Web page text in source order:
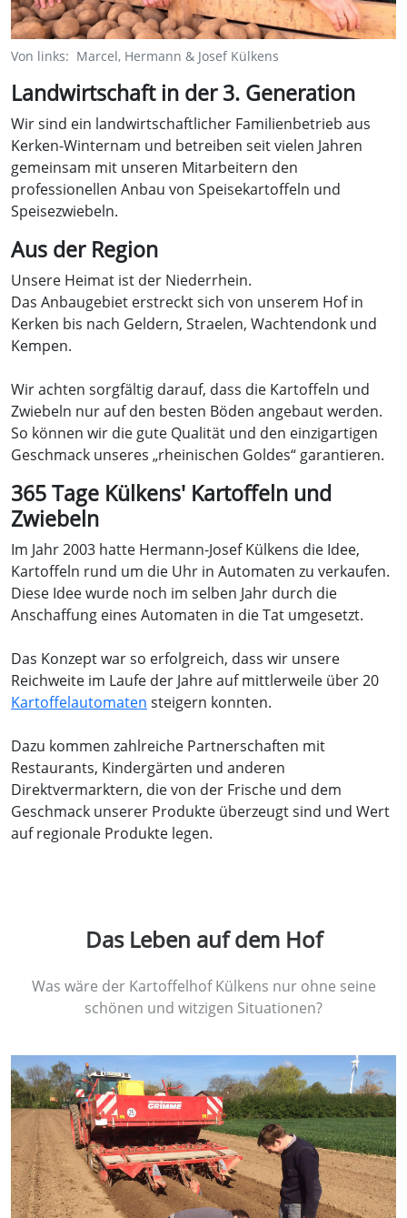
Von links: Marcel, Hermann & Josef Külkens
Landwirtschaft in der 3. Generation
Wir sind ein landwirtschaftlicher Familienbetrieb aus
Kerken-Winternam und betreiben seit vielen Jahren
gemeinsam mit unseren Mitarbeitern den
professionellen Anbau von Speisekartoffeln und
Speisezwiebeln.
Aus der Region
Unsere Heimat ist der Niederrhein.
Das Anbaugebiet erstreckt sich von unserem Hof in
Kerken bis nach Geldern, Straelen, Wachtendonk und
Kempen.
Wir achten sorgfältig darauf, dass die Kartoffeln und
Zwiebeln nur auf den besten Böden angebaut werden.
So können wir die gute Qualität und den einzigartigen
Geschmack unseres „rheinischen Goldes“ garantieren.
365 Tage Külkens' Kartoffeln und
Zwiebeln
Im Jahr 2003 hatte Hermann-Josef Külkens die Idee,
Kartoffeln rund um die Uhr in Automaten zu verkaufen.
Diese Idee wurde noch im selben Jahr durch die
Anschaffung eines Automaten in die Tat umgesetzt.
Das Konzept war so erfolgreich, dass wir unsere
Reichweite im Laufe der Jahre auf mittlerweile über 20
Kartoffelautomaten steigern konnten.
Dazu kommen zahlreiche Partnerschaften mit
Restaurants, Kindergärten und anderen
Direktvermarktern, die von der Frische und dem
Geschmack unserer Produkte überzeugt sind und Wert
auf regionale Produkte legen.
Das Leben auf dem Hof
Was wäre der Kartoffelhof Külkens nur ohne seine
schönen und witzigen Situationen?